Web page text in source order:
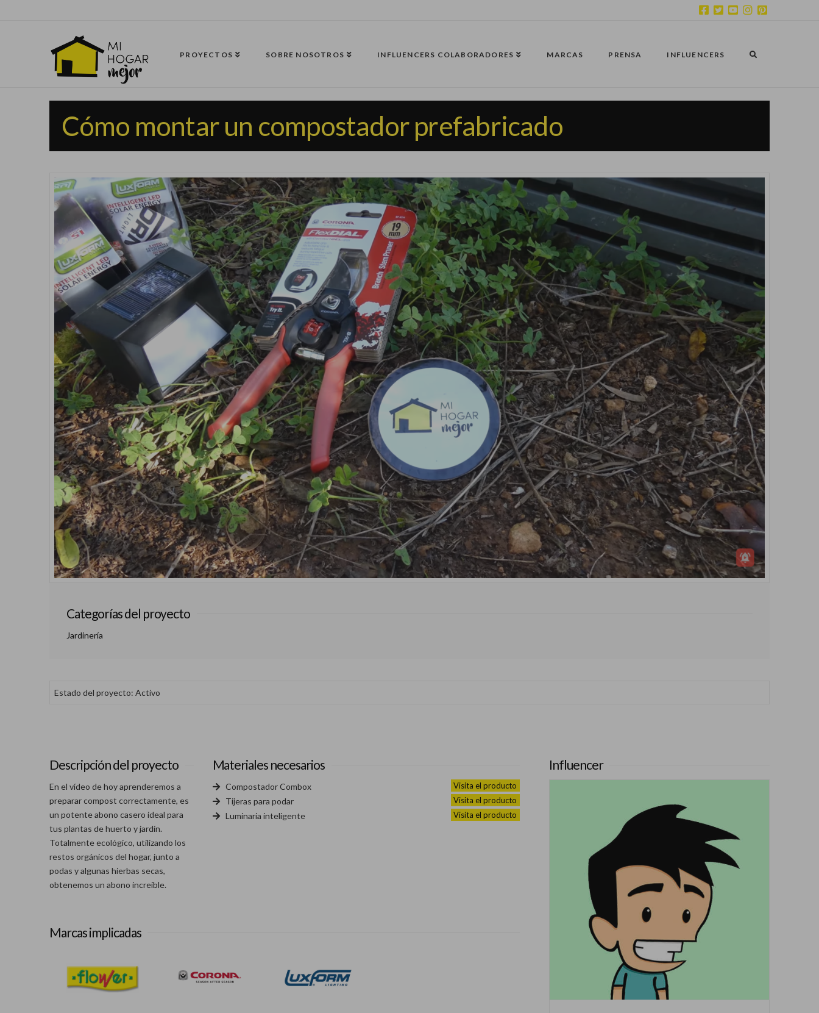
PROYECTOS SOBRE NOSOTROS INFLUENCERS COLABORADORES MARCAS PRENSA INFLUENCERS
Cómo montar un compostador prefabricado
Categorías del proyecto
Jardinería
Estado del proyecto: Activo
Descripción del proyecto
En el vídeo de hoy aprenderemos a
preparar compost correctamente, es
un potente abono casero ideal para
tus plantas de huerto y jardín.
Totalmente ecológico, utilizando los
restos orgánicos del hogar, junto a
podas y algunas hierbas secas,
obtenemos un abono increíble.
Materiales necesarios
Compostador Combox Visita el producto
Tijeras para podar Visita el producto
Luminaria inteligente Visita el producto
Marcas implicadas
Influencer